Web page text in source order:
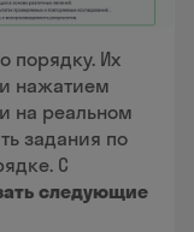
порядку. Их
нажатием
на реальном
задания по
С
следующие